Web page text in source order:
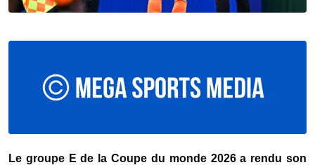
Le groupe E de laCoupe du monde 2026a rendu son